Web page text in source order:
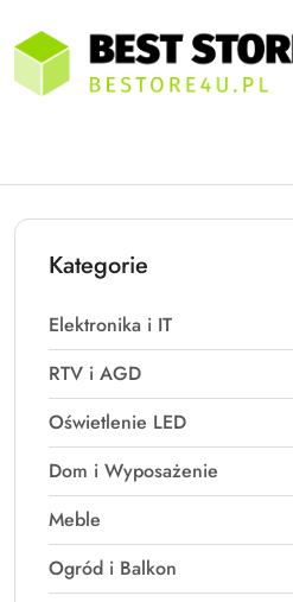
Przejdź do treści głównej
Przejdź do wyszukiwarki
Przejdź do moje konto
Przejdź do menu głównego
Przejdź do stopki
Kategorie
Elektronika i IT
RTV i AGD
Oświetlenie LED
Dom i Wyposażenie
Meble
Ogród i Balkon